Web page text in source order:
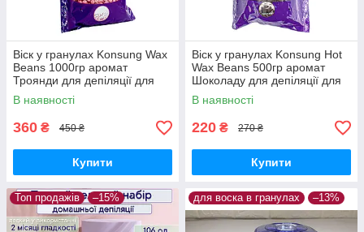
Віск у гранулах Konsung Wax
Beans 1000гр аромат
Троянди для депіляції для
воскоплаву плівковий віск 1 кг
гранули
В наявності
360 ₴ 450 ₴
Купити
Віск у гранулах Konsung Hot
Wax Beans 500гр аромат
Шоколаду для депіляції для
воскоплаву плівковий віск
гранули
В наявності
220 ₴ 270 ₴
Купити
Топ продажів –15% для воска в гранулах –13%